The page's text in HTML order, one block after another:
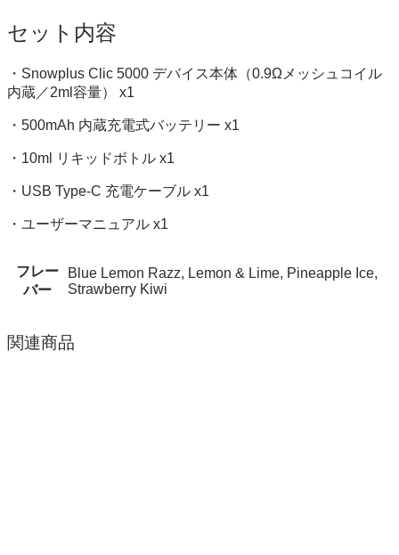
セット内容
・Snowplus Clic 5000 デバイス本体（0.9Ωメッシュコイル
内蔵／2ml容量） x1
・500mAh 内蔵充電式バッテリー x1
・10ml リキッドボトル x1
・USB Type-C 充電ケーブル x1
・ユーザーマニュアル x1
フレー
バー
Blue Lemon Razz, Lemon & Lime, Pineapple Ice,
Strawberry Kiwi
関連商品